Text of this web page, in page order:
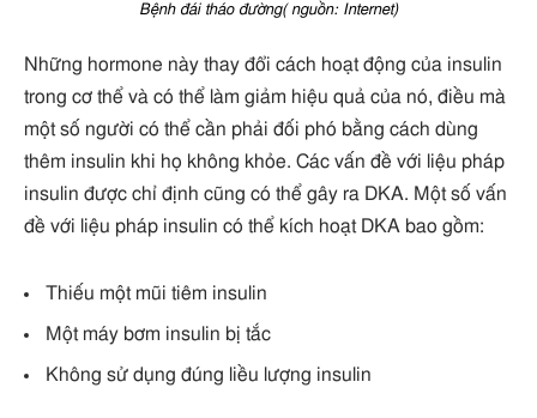
Bệnh đái tháo đường( nguồn: Internet)
Những hormone này thay đổi cách hoạt động của insulin
trong cơ thể và có thể làm giảm hiệu quả của nó, điều mà
một số người có thể cần phải đối phó bằng cách dùng
thêm insulin khi họ không khỏe. Các vấn đề với liệu pháp
insulin được chỉ định cũng có thể gây ra DKA. Một số vấn
đề với liệu pháp insulin có thể kích hoạt DKA bao gồm:
Thiếu một mũi tiêm insulin
Một máy bơm insulin bị tắc
Không sử dụng đúng liều lượng insulin